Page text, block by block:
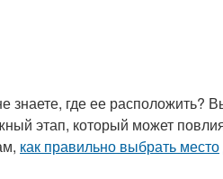
знаете, где ее расположить?
этап, который может
как правильно выбрать место